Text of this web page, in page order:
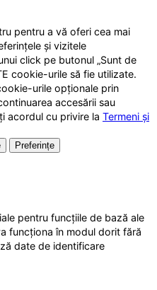
pentru a vă oferi cea mai
și vizitele
click pe butonul „Sunt de
cookie-urile să fie utilizate.
urile opționale prin
accesării sau
acordul cu privire la Termeni și
Preferințe
pentru funcțiile de bază ale
funcționa în modul dorit fără
date de identificare